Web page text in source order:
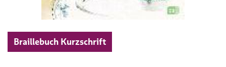
Braillebuch Kurzschrift